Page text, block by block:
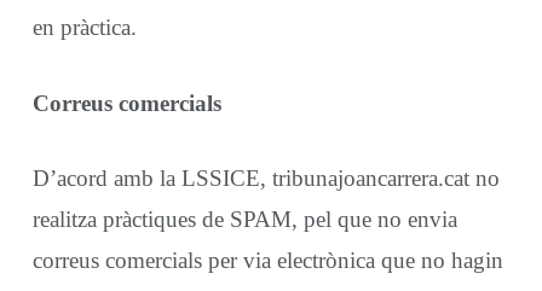
en pràctica.
Correus comercials
D’acord amb la LSSICE, tribunajoancarrera.cat no
realitza pràctiques de SPAM, pel que no envia
correus comercials per via electrònica que no hagin